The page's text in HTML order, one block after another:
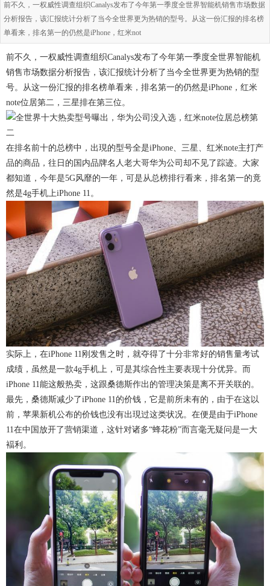
前不久，一权威性调查组织Canalys发布了今年第一季度全世界智能机销售市场数据
分析报告，该汇报统计分析了当今全世界更为热销的型号。从这一份汇报的排名榜
单看来，排名第一的仍然是iPhone，红米not
前不久，一权威性调查组织Canalys发布了今年第一季度全世界智能机
销售市场数据分析报告，该汇报统计分析了当今全世界更为热销的型
号。从这一份汇报的排名榜单看来，排名第一的仍然是iPhone，红米
note位居第二，三星排在第三位。
在排名前十的总榜中，出現的型号全是iPhone、三星、红米note主打产
品的商品，往日的国内品牌名人老大哥华为公司却不见了踪迹。大家
都知道，今年是5G风靡的一年，可是从总榜排行看来，排名第一的竟
然是4g手机上iPhone 11。
实际上，在iPhone 11刚发售之时，就夺得了十分非常好的销售量考试
成绩，虽然是一款4g手机上，可是其综合性主要表现十分优异。而
iPhone 11能这般热卖，这跟桑德斯作出的管理决策是离不开关联的。
最先，桑德斯减少了iPhone 11的价钱，它是前所未有的，由于在这以
前，苹果新机公布的价钱也没有出現过这类状况。在便是由于iPhone
11在中国放开了营销渠道，这针对诸多“蜂花粉”而言毫无疑问是一大
褔利。